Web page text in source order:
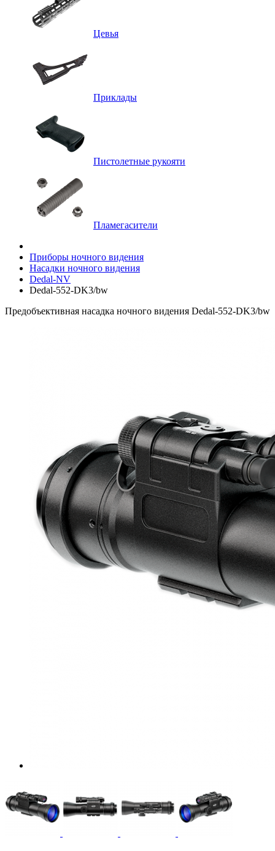
Цевья
Приклады
Пистолетные рукояти
Пламегасители
Приборы ночного видения
Насадки ночного видения
Dedal-NV
Dedal-552-DK3/bw
Предобъективная насадка ночного видения Dedal-552-DK3/bw